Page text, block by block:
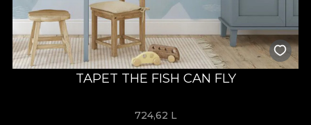
TAPET THE FISH CAN FLY
724,62 L